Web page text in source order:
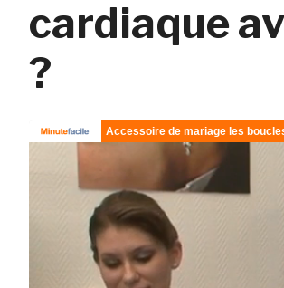
cardiaque
?